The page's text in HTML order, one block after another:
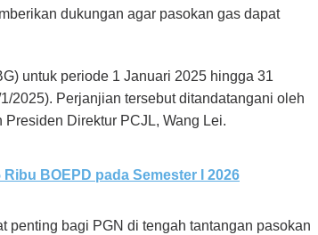
dukungan agar pasokan gas dapat
untuk periode 1 Januari 2025 hingga 31
2025). Perjanjian tersebut ditandatangani oleh
Direktur PCJL, Wang Lei.
BOEPD pada Semester I 2026
penting bagi PGN di tengah tantangan pasokan